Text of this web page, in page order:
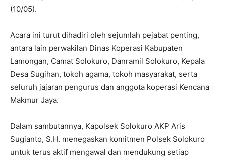
(10/05).
Acara ini turut dihadiri oleh sejumlah pejabat penting,
antara lain perwakilan Dinas Koperasi Kabupaten
Lamongan, Camat Solokuro, Danramil Solokuro, Kepala
Desa Sugihan, tokoh agama, tokoh masyarakat, serta
seluruh jajaran pengurus dan anggota koperasi Kencana
Makmur Jaya.
Dalam sambutannya, Kapolsek Solokuro AKP Aris
Sugianto, S.H. menegaskan komitmen Polsek Solokuro
untuk terus aktif mengawal dan mendukung setiap